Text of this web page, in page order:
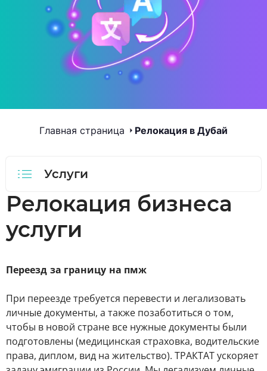
Главная страница Релокация в Дубай
Услуги
Релокация бизнеса
услуги
Переезд за границу на пмж
При переезде требуется перевести и легализовать
личные документы, а также позаботиться о том,
чтобы в новой стране все нужные документы были
подготовлены (медицинская страховка, водительские
права, диплом, вид на жительство). ТРАКТАТ ускоряет